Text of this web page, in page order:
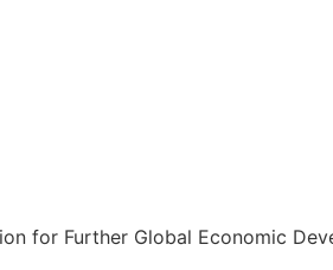
for Further Global Economic